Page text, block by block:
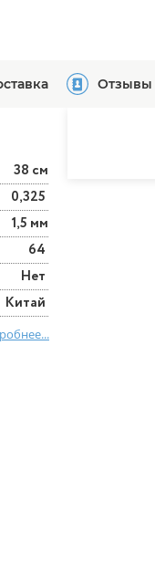
Отзывы
38 см
0,325
1,5 мм
64
Нет
Китай